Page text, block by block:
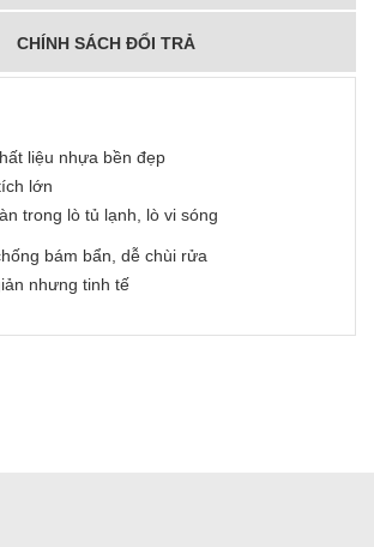
CHÍNH SÁCH ĐỔI TRẢ
liệu nhựa bền đẹp
lớn
trong lò tủ lạnh, lò vi sóng
bám bẩn, dễ chùi rửa
nhưng tinh tế